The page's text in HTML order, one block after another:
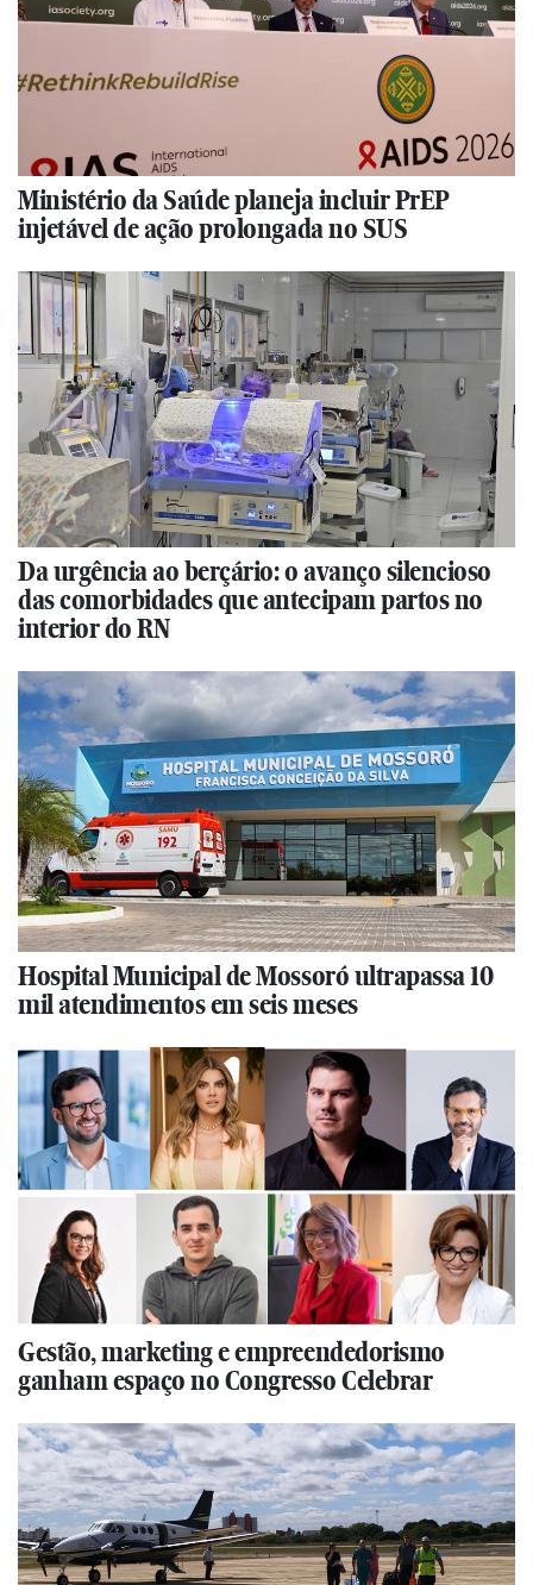
Ministério da Saúde planeja incluir PrEP
injetável de ação prolongada no SUS
Da urgência ao berçário: o avanço silencioso
das comorbidades que antecipam partos no
interior do RN
Hospital Municipal de Mossoró ultrapassa 10
mil atendimentos em seis meses
Gestão, marketing e empreendedorismo
ganham espaço no Congresso Celebrar